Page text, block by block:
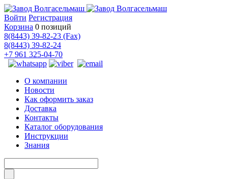
Войти Регистрация
Корзина 0 позиций
8(8443) 39-82-23 (Fax)
8(8443) 39-82-24
+7 961 325-04-70
О компании
Новости
Как оформить заказ
Доставка
Контакты
Каталог оборудования
Инструкции
Знания